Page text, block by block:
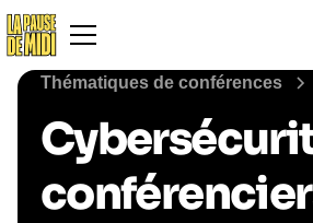
Thématiques de conférences